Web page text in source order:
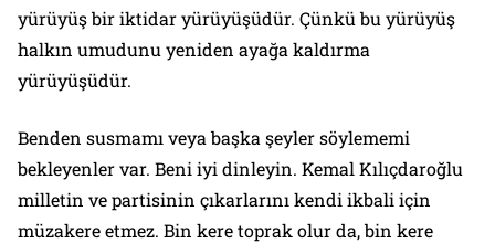
yürüyüş bir iktidar yürüyüşüdür. Çünkü bu yürüyüş
halkın umudunu yeniden ayağa kaldırma
yürüyüşüdür.
Benden susmamı veya başka şeyler söylememi
bekleyenler var. Beni iyi dinleyin. Kemal Kılıçdaroğlu
milletin ve partisinin çıkarlarını kendi ikbali için
müzakere etmez. Bin kere toprak olur da, bin kere